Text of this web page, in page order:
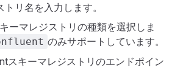
リ名を入力します。
ーマレジストリの種類を選択しま
のみサポートしています。
スキーマレジストリのエンドポイン